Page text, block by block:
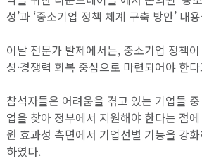
성’과 ‘중소기업 정책 체계 구축 방안’ 내
이날 전문가 발제에서는, 중소기업 정책
성·경쟁력 회복 중심으로 마련되어야 한
참석자들은 어려움을 겪고 있는 기업들
업을 찾아 정부에서 지원해야 한다는 점
원 효과성 측면에서 기업선별 기능을 강
하였다.